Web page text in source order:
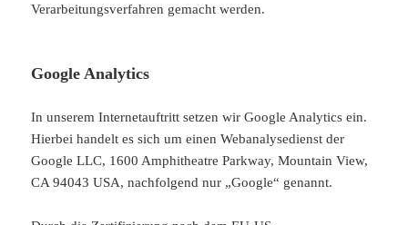
Verarbeitungsverfahren gemacht werden.
Google Analytics
In unserem Internetauftritt setzen wir Google Analytics ein.
Hierbei handelt es sich um einen Webanalysedienst der
Google LLC, 1600 Amphitheatre Parkway, Mountain View,
CA 94043 USA, nachfolgend nur „Google“ genannt.